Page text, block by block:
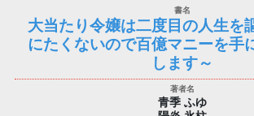
大当たり令嬢は二度目の人生を
にたくないので百億マニーを手
します～
青季 ふゆ